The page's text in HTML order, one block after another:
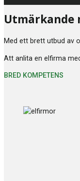
Med ett brett utbud av
Att anlita en elfirma
BRED KOMPETENS